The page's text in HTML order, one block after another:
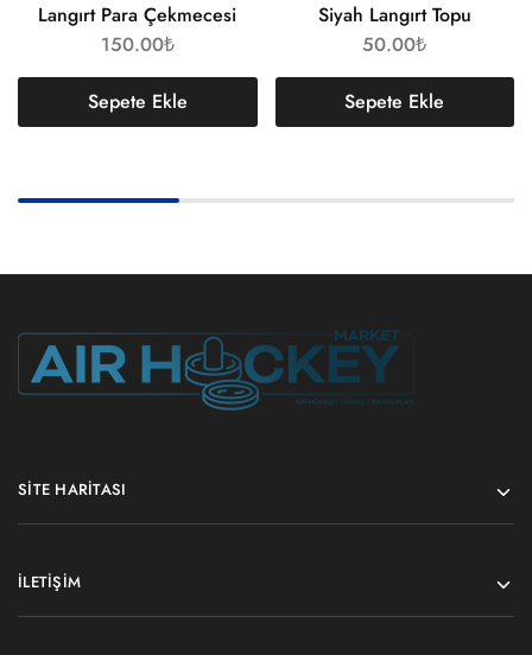
Langırt Para Çekmecesi
150.00₺
Sepete Ekle
Siyah Langırt Topu
50.00₺
Sepete Ekle
SITE HARITASI
İLETIŞIM